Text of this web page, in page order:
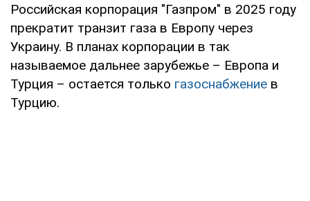
Российская корпорация "Газпром" в 2025 году
прекратит транзит газа в Европу через
Украину. В планах корпорации в так
называемое дальнее зарубежье – Европа и
Турция – остается только газоснабжение в
Турцию.